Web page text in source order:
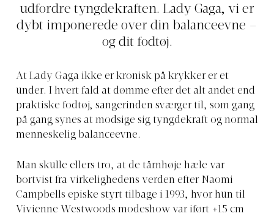
udfordre tyngdekraften. Lady Gaga, vi er
dybt imponerede over din balanceevne –
og dit fodtøj.
At Lady Gaga ikke er kronisk på krykker er et
under. I hvert fald at dømme efter det alt andet end
praktiske fodtøj, sangerinden sværger til, som gang
på gang synes at modsige sig tyngdekraft og normal
menneskelig balanceevne.
Man skulle ellers tro, at de tårnhøje hæle var
bortvist fra virkelighedens verden efter Naomi
Campbells episke styrt tilbage i 1993, hvor hun til
Vivienne Westwoods modeshow var iført +15 cm